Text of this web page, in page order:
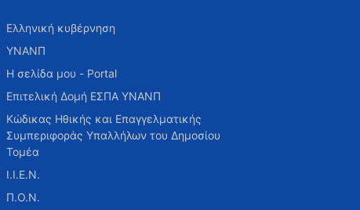
Ελληνική κυβέρνηση
ΥΝΑΝΠ
Η σελίδα μου - Portal
Επιτελική Δομή ΕΣΠΑ ΥΝΑΝΠ
Κώδικας Ηθικής και Επαγγελματικής
Συμπεριφοράς Υπαλλήλων του Δημοσίου
Τομέα
Ι.Ι.Ε.Ν.
Π.Ο.Ν.